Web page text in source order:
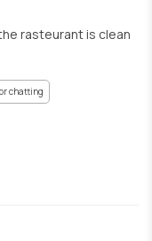
rasteurant is clean
chatting